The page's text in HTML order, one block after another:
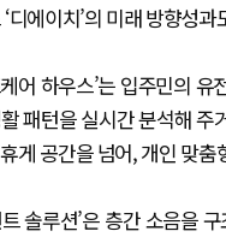
디에이치’의 미래 방향성
어 하우스’는 입주민의
패턴을 실시간 분석해
게 공간을 넘어, 개인 맞
솔루션’은 층간 소음을